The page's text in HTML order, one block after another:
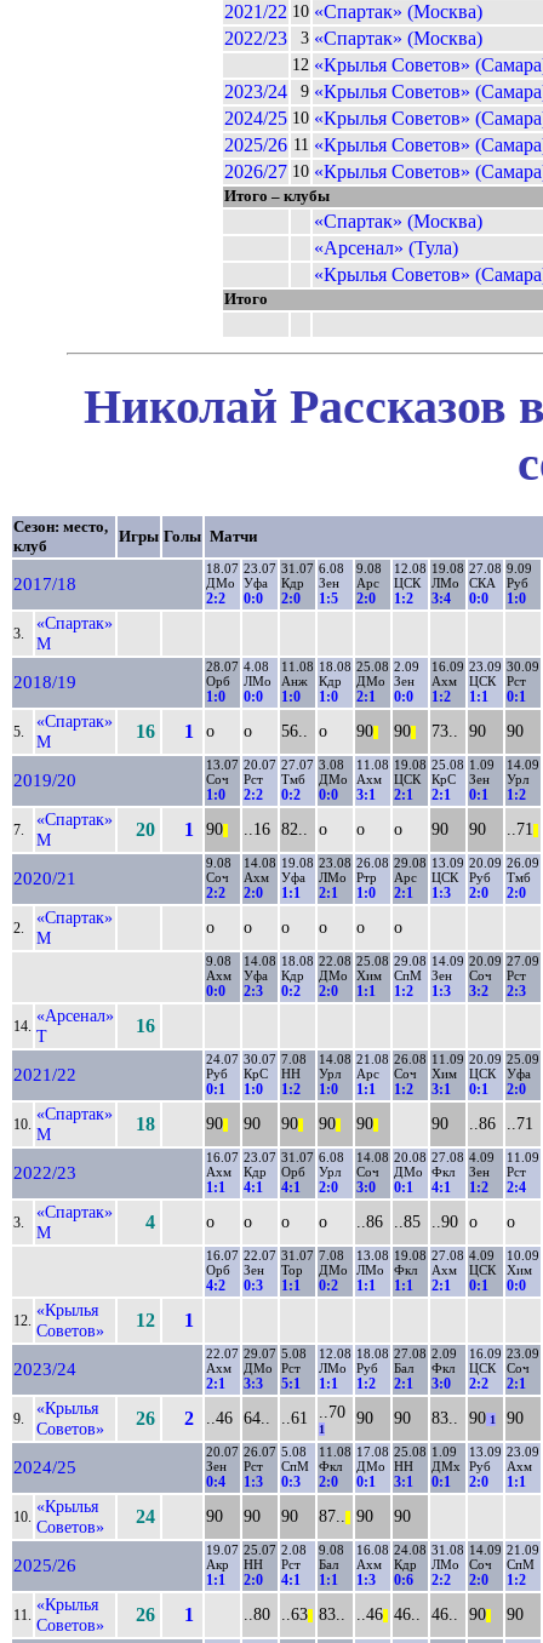
2021/22 10 «Спартак» (Москва)
2022/23
3 «Спартак» (Москва)
12 «Крылья Советов»
2023/24
9 «Крылья Советов»
2024/25 10 «Крылья Советов»
2025/26 11 «Крылья Советов»
2026/27 10 «Крылья Советов»
Итого – клубы
«Спартак» (Москва)
«Арсенал» (Тула)
«Крылья Советов»
Итого
Николай Рассказов
Сезон: место,
клуб
Игры Голы Матчи
2017/18
18.07
ДМо
2:2
23.07
Уфа
0:0
31.07
Кдр
2:0
6.08
Зен
1:5
9.08
Арс
2:0
12.08
ЦСК
1:2
19.08
ЛМо
3:4
27.08
СКА
0:0
9.09
Руб
1:0
3.
«Спартак»
М
2018/19
28.07
Орб
1:0
4.08
ЛМо
0:0
11.08
Анж
1:0
18.08
Кдр
1:0
25.08
ДМо
2:1
2.09
Зен
0:0
16.09
Ахм
1:2
23.09
ЦСК
1:1
30.09
Рст
0:1
5.
«Спартак»
М
16 1 о о 56.. о 90 90 73.. 90 90
2019/20
13.07
Соч
1:0
20.07
Рст
2:2
27.07
Тмб
0:2
3.08
ДМо
0:0
11.08
Ахм
3:1
19.08
ЦСК
2:1
25.08
КрС
2:1
1.09
Зен
0:1
14.09
Урл
1:2
7.
«Спартак»
М
20 1 90 ..16 82.. о о о 90 90 ..71
2020/21
9.08
Соч
2:2
14.08
Ахм
2:0
19.08
Уфа
1:1
23.08
ЛМо
2:1
26.08
Ртр
1:0
29.08
Арс
2:1
13.09
ЦСК
1:3
20.09
Руб
2:0
26.09
Тмб
2:0
2.
«Спартак»
М
о о о о о о
9.08
Ахм
0:0
14.08
Уфа
2:3
18.08
Кдр
0:2
22.08
ДМо
2:0
25.08
Хим
1:1
29.08
СпМ
1:2
14.09
Зен
1:3
20.09
Соч
3:2
27.09
Рст
2:3
14.
«Арсенал»
Т
16
2021/22
24.07
Руб
0:1
30.07
КрС
1:0
7.08
НН
1:2
14.08
Урл
1:0
21.08
Арс
1:1
26.08
Соч
1:2
11.09
Хим
3:1
20.09
ЦСК
0:1
25.09
Уфа
2:0
10.
«Спартак»
М
18 90 90 90 90 90 90 ..86 ..71
2022/23
16.07
Ахм
1:1
23.07
Кдр
4:1
31.07
Орб
4:1
6.08
Урл
2:0
14.08
Соч
3:0
20.08
ДМо
0:1
27.08
Фкл
4:1
4.09
Зен
1:2
11.09
Рст
2:4
3.
«Спартак»
М
4 о о о о ..86 ..85 ..90 о о
16.07
Орб
4:2
22.07
Зен
0:3
31.07
Тор
1:1
7.08
ДМо
0:2
13.08
ЛМо
1:1
19.08
Фкл
1:1
27.08
Ахм
2:1
4.09
ЦСК
0:1
10.09
Хим
0:0
12.
«Крылья
Советов»
12 1
2023/24
22.07
Ахм
2:1
29.07
ДМо
3:3
5.08
Рст
5:1
12.08
ЛМо
1:1
18.08
Руб
1:2
27.08
Бал
2:1
2.09
Фкл
3:0
16.09
ЦСК
2:2
23.09
Соч
2:1
9.
«Крылья
Советов»
26 2 ..46 64.. ..61 ..70
1
90 90 83.. 90 1 90
2024/25
20.07
Зен
0:4
26.07
Рст
1:3
5.08
СпМ
0:3
11.08
Фкл
2:0
17.08
ДМо
0:1
25.08
НН
3:1
1.09
ДМх
0:1
13.09
Руб
2:0
23.09
Ахм
1:1
10.
«Крылья
Советов»
24 90 90 90 87.. 90 90
2025/26
19.07
Акр
1:1
25.07
НН
2:0
2.08
Рст
4:1
9.08
Бал
1:1
16.08
Ахм
1:3
24.08
Кдр
0:6
31.08
ЛМо
2:2
14.09
Соч
2:0
21.09
СпМ
1:2
11.
«Крылья
Советов»
26 1 ..80 ..63 83.. ..46 46.. 46.. 90 90